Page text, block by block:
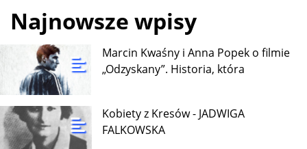
Najnowsze wpisy
Marcin Kwaśny i Anna Popek o filmie
„Odzyskany”. Historia, która
Kobiety z Kresów - JADWIGA
FALKOWSKA